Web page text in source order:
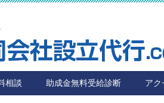
相談 助成金無料受給診断 アク